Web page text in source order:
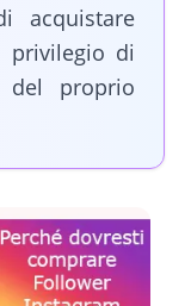
acquistare
privilegio di
del proprio